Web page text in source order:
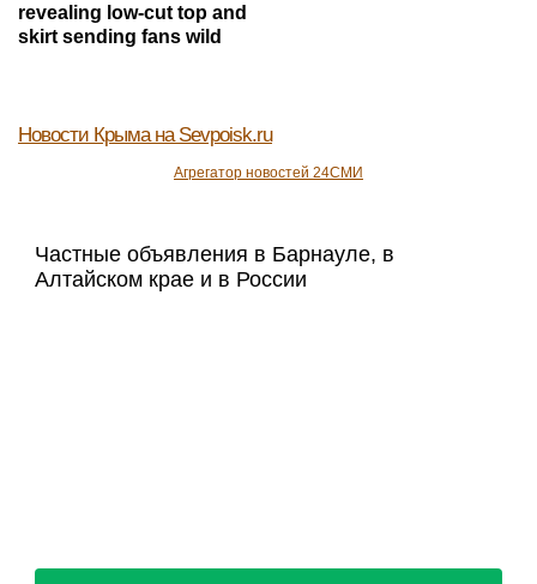
revealing low-cut top and
skirt sending fans wild
Новости Крыма на Sevpoisk.ru
Агрегатор новостей 24СМИ
Частные объявления в Барнауле, в
Алтайском крае и в России